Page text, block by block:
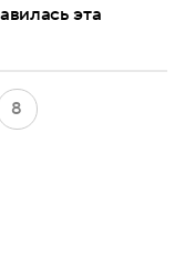
эта
8